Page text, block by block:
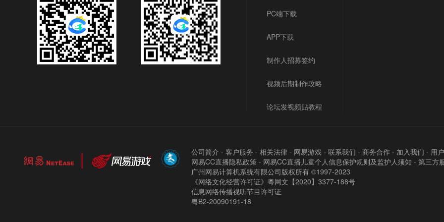
PC端下载
APP下载
制作人招募签约
视频后期制作攻略
论坛发视频贴教程
公司简介 - 客户服务 - 相关法律 - 网易游戏 - 联系我们 - 商务合作 - 加入我们 - 用
网易CC直播隐私政策 - 网易CC直播儿童个人信息保护规则及监护人须知 - 第三方
广州网易计算机系统有限公司版权所有 ©1997-2023
《网络文化经营许可证》粵网文【2020】3377-188号
信息网络传播视听节目许可证
粤B2-20090191-18